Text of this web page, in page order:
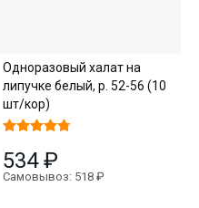
Одноразовый халат на
липучке белый, р. 52-56 (10
шт/кор)
534 ₽
Самовывоз: 518 ₽